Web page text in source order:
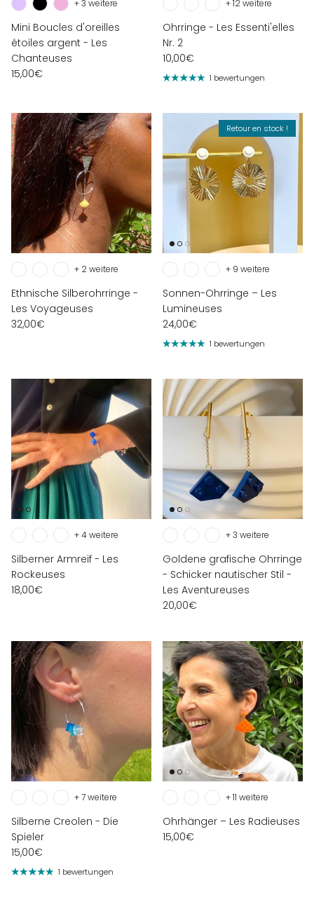
Mini Boucles d'oreilles
étoiles argent - Les
Chanteuses
15,00€
+ 3 weitere
Ohrringe - Les Essenti'elles
Nr. 2
10,00€
+ 12 weitere
1 bewertungen
Ethnische Silberohrringe -
Les Voyageuses
32,00€
+ 2 weitere
Retour en stock !
Sonnen-Ohrringe – Les
Lumineuses
24,00€
+ 9 weitere
1 bewertungen
Silberner Armreif - Les
Rockeuses
18,00€
+ 4 weitere
Goldene grafische Ohrringe
- Schicker nautischer Stil -
Les Aventureuses
20,00€
+ 3 weitere
Silberne Creolen - Die
Spieler
15,00€
+ 7 weitere
1 bewertungen
Ohrhänger – Les Radieuses
15,00€
+ 11 weitere